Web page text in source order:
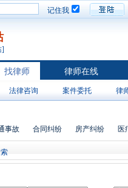
记住我
]
找律师 律师在线
法律咨询 案件委托 律
事故 合同纠纷 房产纠纷 医